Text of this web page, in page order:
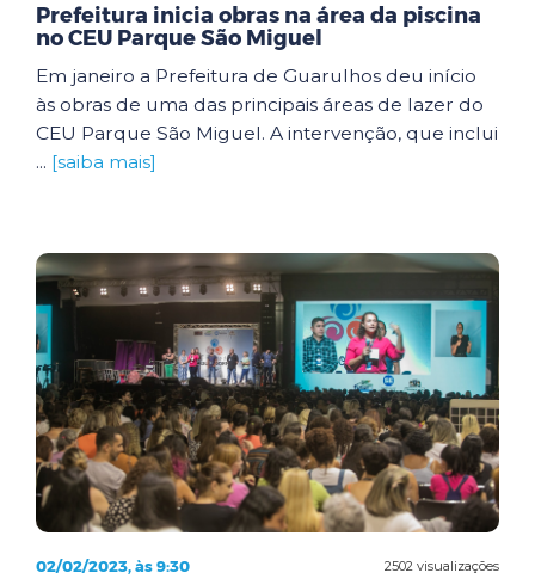
Prefeitura inicia obras na área da piscina
no CEU Parque São Miguel
Em janeiro a Prefeitura de Guarulhos deu início
às obras de uma das principais áreas de lazer do
CEU Parque São Miguel. A intervenção, que inclui
... [saiba mais]
2502 visualizações
02/02/2023, às 9:30